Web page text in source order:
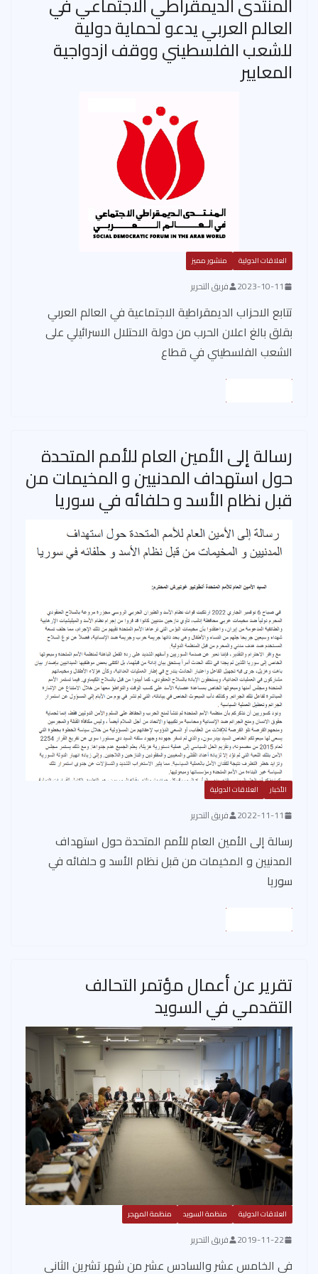
العالم العربي يدعو لحماية دولية
للشعب الفلسطيني ووقف ازدواجية
المعايير
العلاقات الدولية منشور مميز
2023-10-11 فريق التحرير
تتابع الاحزاب الديمقراطية الاجتماعية في العالم العربي
بقلق بالغ اعلان الحرب من دولة الاحتلال الاسرائيلي على
الشعب الفلسطيني في قطاع
رسالة إلى الأمين العام للأمم المتحدة
حول استهداف المدنيين و المخيمات من
قبل نظام الأسد و حلفائه في سوريا
الأخبار العلاقات الدولية
2022-11-11 فريق التحرير
رسالة إلى الأمين العام للأمم المتحدة حول استهداف
المدنيين و المخيمات من قبل نظام الأسد و حلفائه في
سوريا
تقرير عن أعمال مؤتمر التحالف
التقدمي في السويد
العلاقات الدولية منظمة السويد منظمة المهجر
2019-11-22 فريق التحرير
في الخامس عشر والسادس عشر من شهر تشرين الثاني